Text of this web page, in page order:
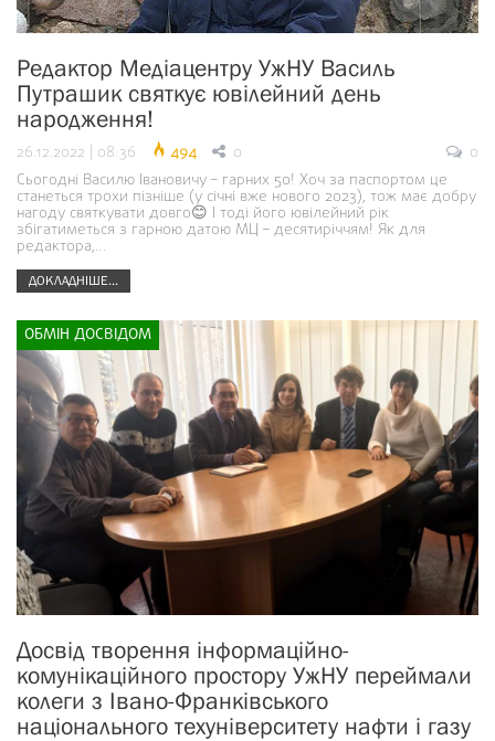
Редактор Медіацентру УжНУ Василь
Путрашик святкує ювілейний день
народження!
26.12.2022 | 08:36 494 0
0
Сьогодні Василю Івановичу – гарних 50! Хоч за паспортом це
станеться трохи пізніше (у січні вже нового 2023), тож має добру
нагоду святкувати довго😊 І тоді його ювілейний рік
збігатиметься з гарною датою МЦ – десятиріччям! Як для
редактора,…
ДОКЛАДНІШЕ...
ОБМІН ДОСВІДОМ
Досвід творення інформаційно-
комунікаційного простору УжНУ переймали
колеги з Івано-Франківського
національного техуніверситету нафти і газу